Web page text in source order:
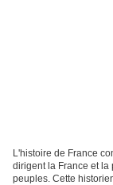
L'histoire de France
dirigent la France et la
peuples. Cette